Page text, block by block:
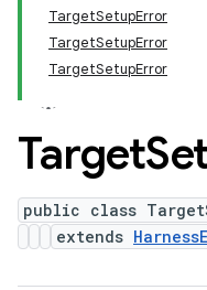
TargetSetupError
TargetSetupError
TargetSetupError
Target
public class
extends